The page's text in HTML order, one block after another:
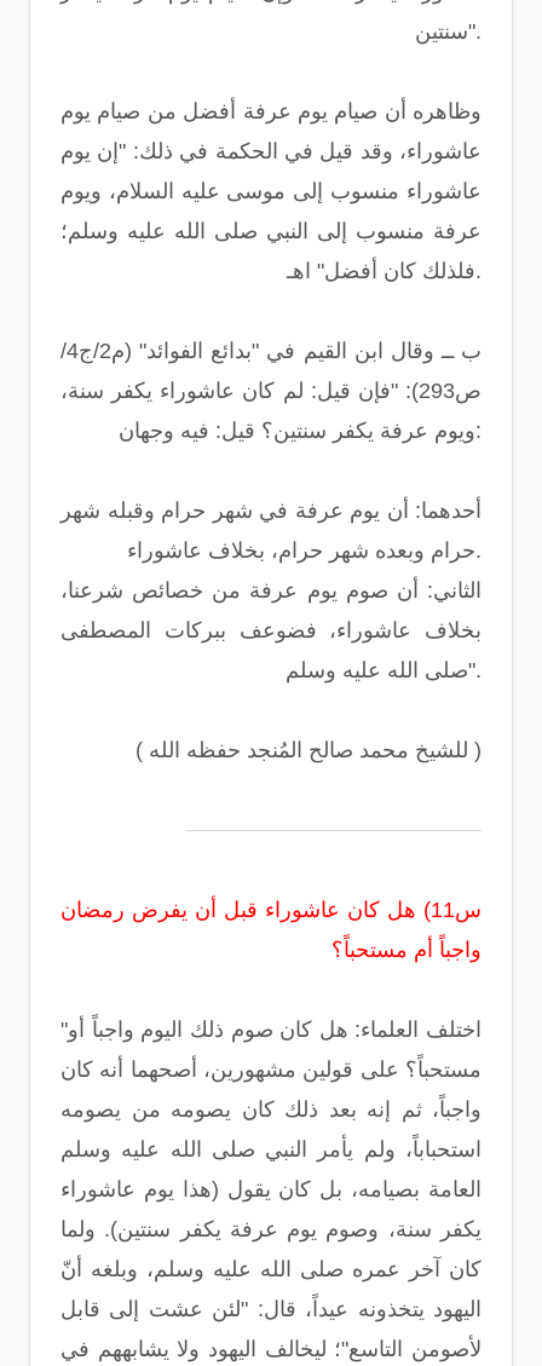
سنتين".
وظاهره أن صيام يوم عرفة أفضل من صيام يوم
عاشوراء، وقد قيل في الحكمة في ذلك: "إن يوم
عاشوراء منسوب إلى موسى عليه السلام، ويوم
عرفة منسوب إلى النبي صلى الله عليه وسلم؛
فلذلك كان أفضل" اهـ.
ب ــ وقال ابن القيم في "بدائع الفوائد" (م2/ج4/
ص293): "فإن قيل: لم كان عاشوراء يكفر سنة،
ويوم عرفة يكفر سنتين؟ قيل: فيه وجهان:
أحدهما: أن يوم عرفة في شهر حرام وقبله شهر
حرام وبعده شهر حرام، بخلاف عاشوراء.
الثاني: أن صوم يوم عرفة من خصائص شرعنا،
بخلاف عاشوراء، فضوعف ببركات المصطفى
صلى الله عليه وسلم".
( للشيخ محمد صالح المُنجد حفظه الله )
س11) هل كان عاشوراء قبل أن يفرض رمضان
واجباً أم مستحباً؟
"اختلف العلماء: هل كان صوم ذلك اليوم واجباً أو
مستحباً؟ على قولين مشهورين، أصحهما أنه كان
واجباً، ثم إنه بعد ذلك كان يصومه من يصومه
استحباباً، ولم يأمر النبي صلى الله عليه وسلم
العامة بصيامه، بل كان يقول (هذا يوم عاشوراء
يكفر سنة، وصوم يوم عرفة يكفر سنتين). ولما
كان آخر عمره صلى الله عليه وسلم، وبلغه أنّ
اليهود يتخذونه عيداً، قال: "لئن عشت إلى قابل
لأصومن التاسع"؛ ليخالف اليهود ولا يشابههم في